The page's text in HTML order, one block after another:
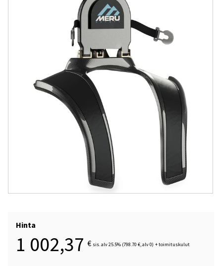
Hinta
1 002,37 € sis. alv 25.5% (798.70 €, alv 0) +toimituskulut